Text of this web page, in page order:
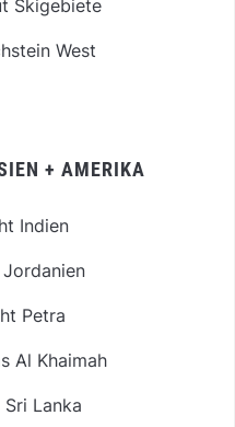
Skigebiete
West
+ AMERIKA
Indien
Petra
Al Khaimah
Lanka